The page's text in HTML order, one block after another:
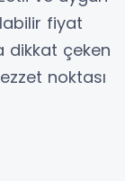
fiyat
dikkat çeken
noktası